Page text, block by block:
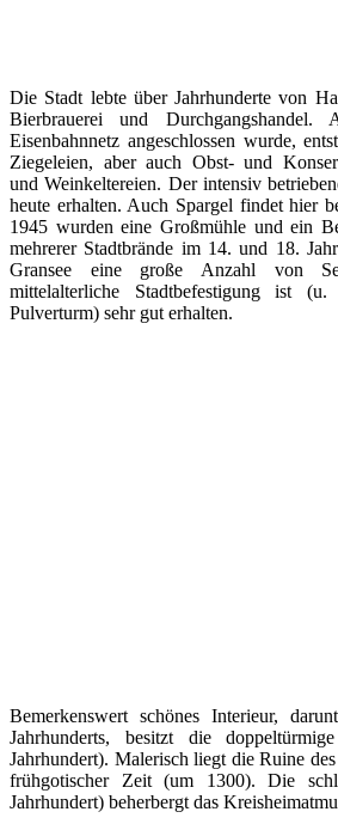
Die Stadt lebte über Jahrhunderte von
Bierbrauerei und
Eisenbahnnetz angeschlossen wurde,
Ziegeleien, aber auch Obst- und
und Weinkeltereien. Der intensiv
heute erhalten. Auch Spargel findet hier
1945 wurden eine Großmühle und ein
mehrerer Stadtbrände im 14. und 18.
Gransee eine große Anzahl von
mittelalterliche Stadtbefestigung ist
Pulverturm) sehr gut erhalten.
Bemerkenswert schönes Interieur,
Jahrhunderts, besitzt die
Jahrhundert). Malerisch liegt die Ruine
frühgotischer Zeit (um 1300). Die
Jahrhundert) beherbergt das